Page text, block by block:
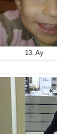
13. Ay